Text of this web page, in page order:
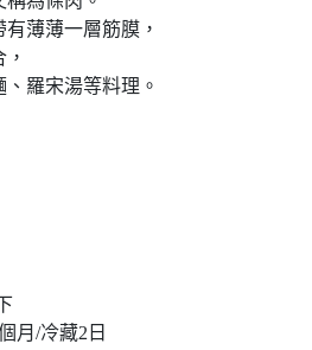
薄薄一層筋膜，
羅宋湯等料理。
月/冷藏2日